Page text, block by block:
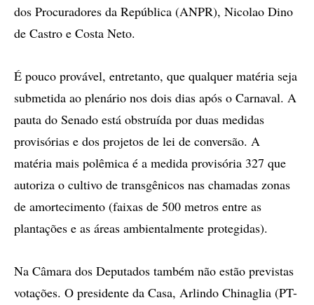
dos Procuradores da República (ANPR), Nicolao Dino
de Castro e Costa Neto.
É pouco provável, entretanto, que qualquer matéria seja
submetida ao plenário nos dois dias após o Carnaval. A
pauta do Senado está obstruída por duas medidas
provisórias e dos projetos de lei de conversão. A
matéria mais polêmica é a medida provisória 327 que
autoriza o cultivo de transgênicos nas chamadas zonas
de amortecimento (faixas de 500 metros entre as
plantações e as áreas ambientalmente protegidas).
Na Câmara dos Deputados também não estão previstas
votações. O presidente da Casa, Arlindo Chinaglia (PT-